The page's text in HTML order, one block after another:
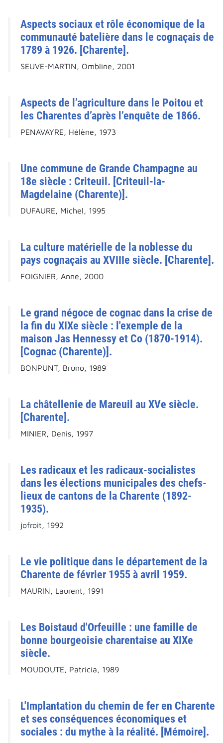
Aspects sociaux et rôle économique de la
communauté batelière dans le cognaçais de
1789 à 1926. [Charente].
SEUVE-MARTIN, Ombline, 2001
Aspects de l’agriculture dans le Poitou et
les Charentes d’après l’enquête de 1866.
PENAVAYRE, Hélène, 1973
Une commune de Grande Champagne au
18e siècle : Criteuil. [Criteuil-la-
Magdelaine (Charente)].
DUFAURE, Michel, 1995
La culture matérielle de la noblesse du
pays cognaçais au XVIIIe siècle. [Charente].
FOIGNIER, Anne, 2000
Le grand négoce de cognac dans la crise de
la fin du XIXe siècle : l'exemple de la
maison Jas Hennessy et Co (1870-1914).
[Cognac (Charente)].
BONPUNT, Bruno, 1989
La châtellenie de Mareuil au XVe siècle.
[Charente].
MINIER, Denis, 1997
Les radicaux et les radicaux-socialistes
dans les élections municipales des chefs-
lieux de cantons de la Charente (1892-
1935).
jofroit, 1992
Le vie politique dans le département de la
Charente de février 1955 à avril 1959.
MAURIN, Laurent, 1991
Les Boistaud d'Orfeuille : une famille de
bonne bourgeoisie charentaise au XIXe
siècle.
MOUDOUTE, Patricia, 1989
L'Implantation du chemin de fer en Charente
et ses conséquences économiques et
sociales : du mythe à la réalité. [Mémoire].